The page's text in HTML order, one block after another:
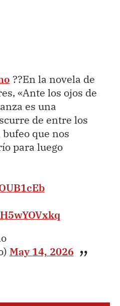
??En la novela de
«Ante los ojos de
es una
de entre los
bufeo que nos
para luego
May 14, 2026